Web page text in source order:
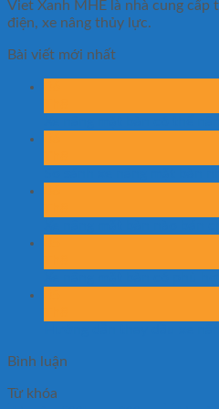
Viet Xanh MHE là nhà cung
điện, xe nâng thủy lực.
Bài viết mới nhất
Bình luận
Từ khóa